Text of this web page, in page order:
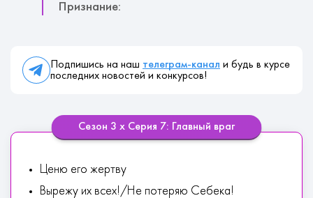
Признание:
Подпишись на наш телеграм-канал и будь в курсе
последних новостей и конкурсов!
Сезон 3 х Серия 7: Главный враг
Ценю его жертву
Вырежу их всех!/Не потеряю Себека!